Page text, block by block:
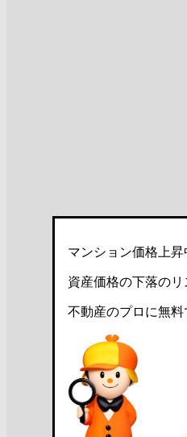
マンション価格上昇
資産価格の下落のリ
不動産のプロに無料